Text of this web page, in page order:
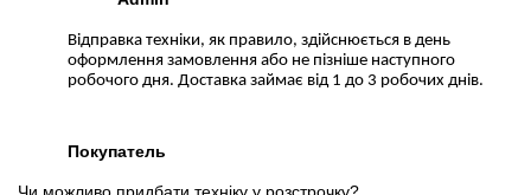
Відправка техніки, як правило, здійснюється в день
оформлення замовлення або не пізніше наступного
робочого дня. Доставка займає від 1 до 3 робочих днів.
Покупатель